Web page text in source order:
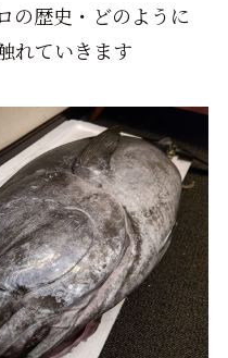
の歴史・どのように
れていきます